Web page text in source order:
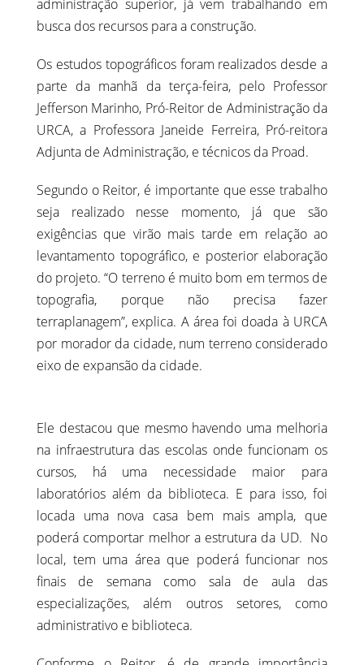
administração superior, já vem trabalhando em
busca dos recursos para a construção.
Os estudos topográficos foram realizados desde a
parte da manhã da terça-feira, pelo Professor
Jefferson Marinho, Pró-Reitor de Administração da
URCA, a Professora Janeide Ferreira, Pró-reitora
Adjunta de Administração, e técnicos da Proad.
Segundo o Reitor, é importante que esse trabalho
seja realizado nesse momento, já que são
exigências que virão mais tarde em relação ao
levantamento topográfico, e posterior elaboração
do projeto. “O terreno é muito bom em termos de
topografia, porque não precisa fazer
terraplanagem”, explica. A área foi doada à URCA
por morador da cidade, num terreno considerado
eixo de expansão da cidade.
Ele destacou que mesmo havendo uma melhoria
na infraestrutura das escolas onde funcionam os
cursos, há uma necessidade maior para
laboratórios além da biblioteca. E para isso, foi
locada uma nova casa bem mais ampla, que
poderá comportar melhor a estrutura da UD. No
local, tem uma área que poderá funcionar nos
finais de semana como sala de aula das
especializações, além outros setores, como
administrativo e biblioteca.